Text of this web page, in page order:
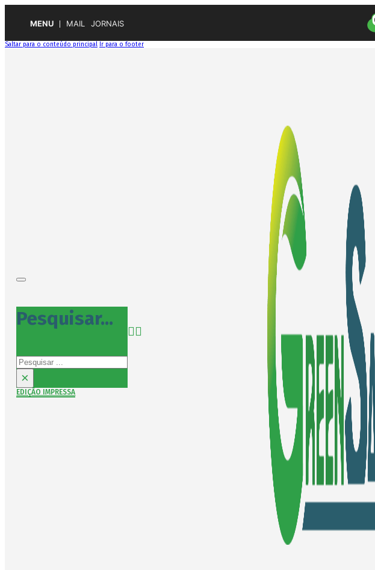
MENU MAIL JORNAIS
Saltar para o conteúdo principal Ir para o footer
Pesquisar...
Pesquisar
×
EDIÇÃO IMPRESSA